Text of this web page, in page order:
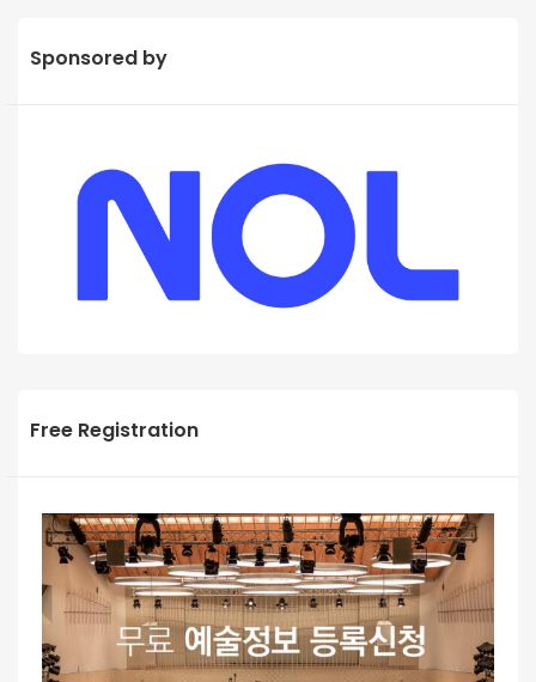
Sponsored by
Free Registration